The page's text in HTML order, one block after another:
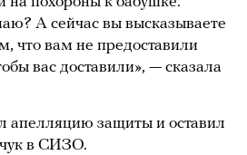
А сейчас вы высказываете
что вам не предоставили
вас доставили», — сказала
апелляцию защиты и оставил
в СИЗО.